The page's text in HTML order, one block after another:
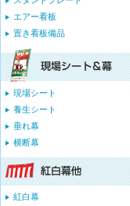
エアー看板
置き看板備品
現場シート
養生シート
垂れ幕
横断幕
紅白幕